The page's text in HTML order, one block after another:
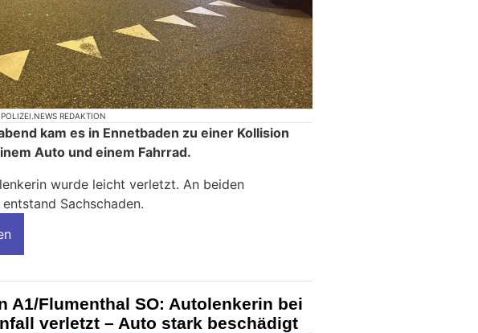
POLIZEI.NEWS REDAKTION
kam es in Ennetbaden zu einer Kollision
Auto und einem Fahrrad.
wurde leicht verletzt. An beiden
Sachschaden.
A1/Flumenthal SO: Autolenkerin bei
verletzt – Auto stark beschädigt